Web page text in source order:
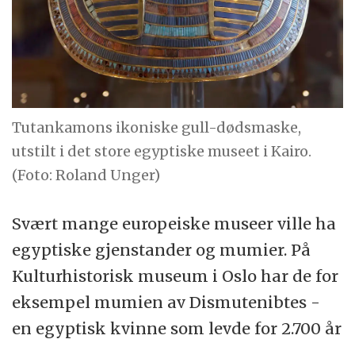
Tutankamons ikoniske gull-dødsmaske,
utstilt i det store egyptiske museet i Kairo.
(Foto: Roland Unger)
Svært mange europeiske museer ville ha
egyptiske gjenstander og mumier. På
Kulturhistorisk museum i Oslo har de for
eksempel mumien av Dismutenibtes -
en egyptisk kvinne som levde for 2.700 år